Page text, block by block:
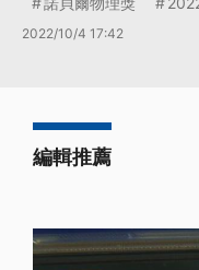
2022/10/4 17:42
編輯推薦